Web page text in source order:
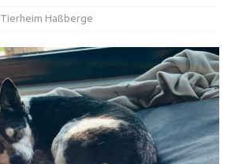
Tierheim Haßberge